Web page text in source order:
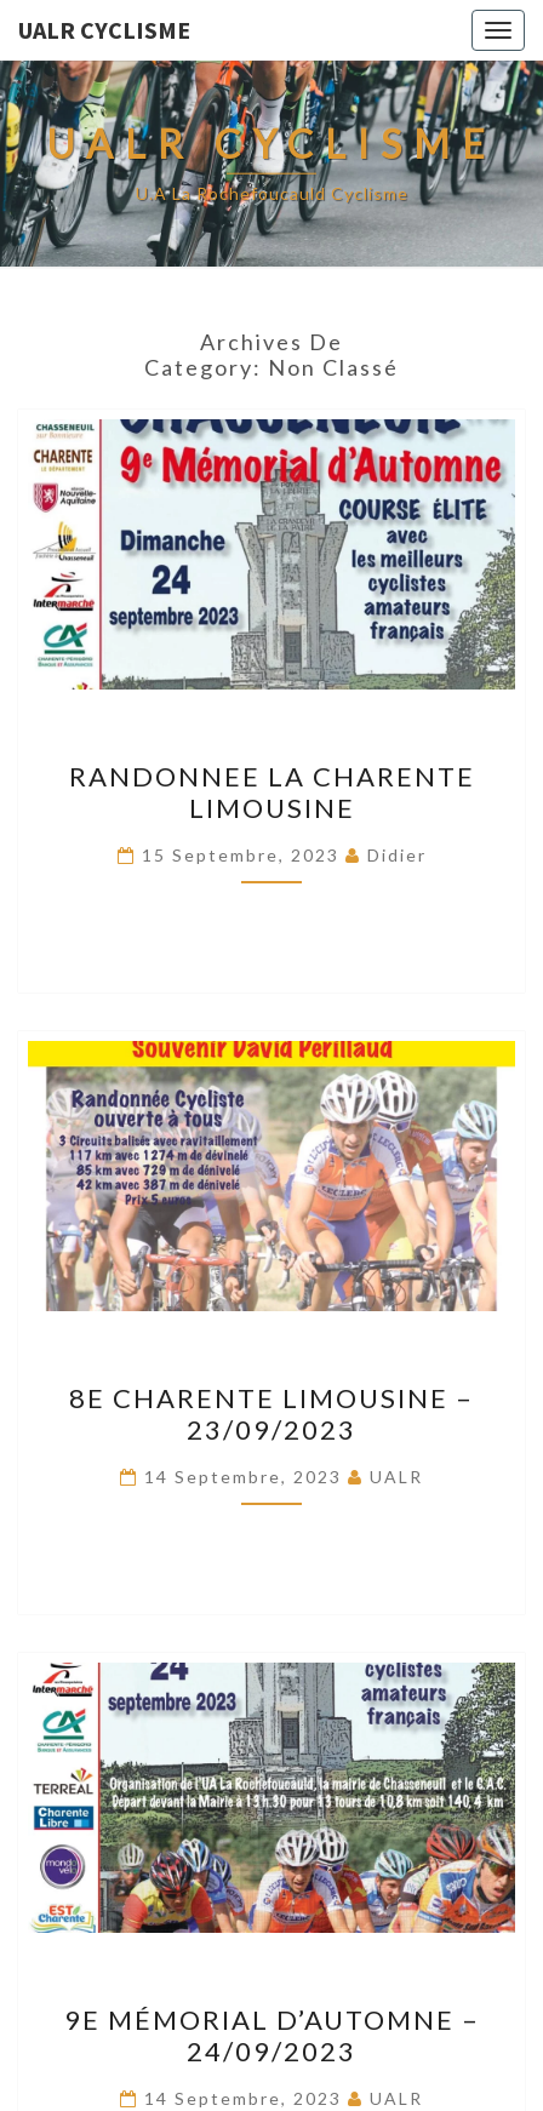
UALR CYCLISME
UALR CYCLISME
U.A La Rochefoucauld Cyclisme
Archives De
Category: Non Classé
LA
CHARENTE
LIMOUSINE
RANDONNEE LA CHARENTE
LIMOUSINE
15 Septembre, 2023 Didier
CHARENTE
LIMOUSINE
–
23/09/2023
8E CHARENTE LIMOUSINE –
23/09/2023
14 Septembre, 2023 UALR
MÉMORIAL
D’AUTOMNE
–
9E MÉMORIAL D’AUTOMNE –
24/09/2023
14 Septembre, 2023 UALR